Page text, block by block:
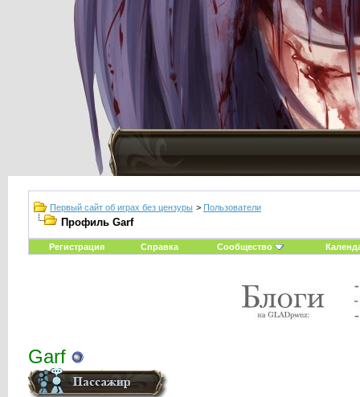
Первый сайт об играх без цензуры > Пользователи
Профиль Garf
Регистрация Справка Сообщество
Garf